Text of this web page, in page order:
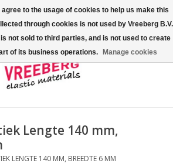
0 Artikelen - €0,00
Lengte 140 mm,
LENGTE 140 MM, BREEDTE 6 MM
to the usage of cookies to help us make this
through cookies is not used by Vreeberg B.V.
not sold to third parties, and is not used to create
of its business operations.
Manage cookies